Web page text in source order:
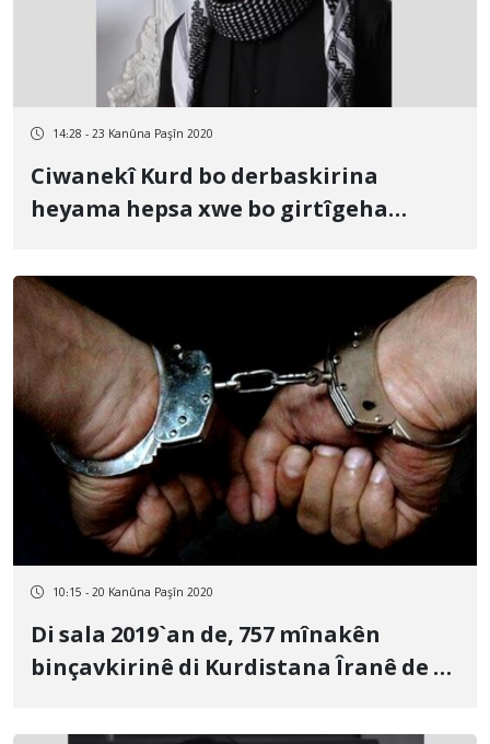
14:28 - 23 Kanûna Paşîn 2020
Ciwanekî Kurd bo derbaskirina
heyama hepsa xwe bo girtîgeha
10:15 - 20 Kanûna Paşîn 2020
Di sala 2019`an de, 757 mînakên
binçavkirinê di Kurdistana Îranê de rû